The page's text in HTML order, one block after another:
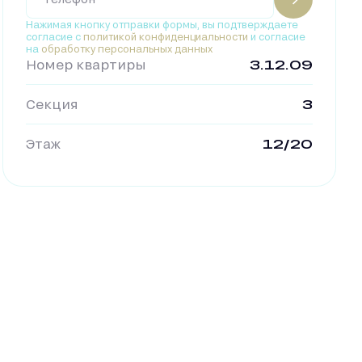
Нажимая кнопку отправки формы, вы подтверждаете
согласие с политикой конфиденциальности и согласие
на обработку персональных данных
Номер квартиры 3.12.09
Секция 3
Этаж 12/20